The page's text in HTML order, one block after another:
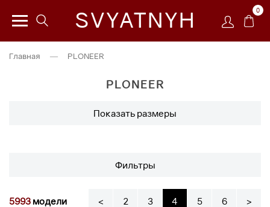
SVYATNYH 0
Главная — PLONEER
PLONEER
Показать размеры
Фильтры
5993модели < 2 3 4 5 6 >